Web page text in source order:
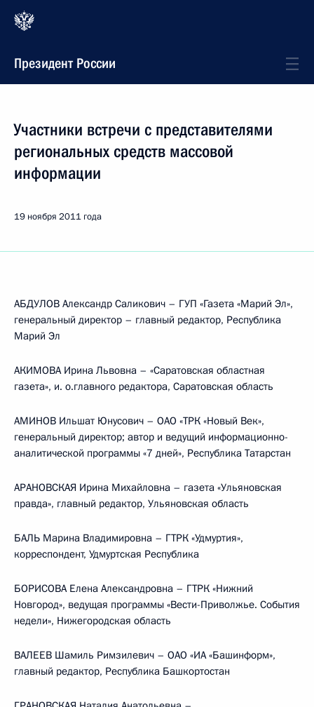
Президент России
Участники встречи с представителями
региональных средств массовой
информации
19 ноября 2011 года
АБДУЛОВ Александр Саликович – ГУП «Газета «Марий Эл»,
генеральный директор – главный редактор, Республика
Марий Эл
АКИМОВА Ирина Львовна – «Саратовская областная
газета», и. о.главного редактора, Саратовская область
АМИНОВ Ильшат Юнусович – ОАО «ТРК «Новый Век»,
генеральный директор; автор и ведущий информационно-
аналитической программы «7 дней», Республика Татарстан
АРАНОВСКАЯ Ирина Михайловна – газета «Ульяновская
правда», главный редактор, Ульяновская область
БАЛЬ Марина Владимировна – ГТРК «Удмуртия»,
корреспондент, Удмуртская Республика
БОРИСОВА Елена Александровна – ГТРК «Нижний
Новгород», ведущая программы «Вести-Приволжье. События
недели», Нижегородская область
ВАЛЕЕВ Шамиль Римзилевич – ОАО «ИА «Башинформ»,
главный редактор, Республика Башкортостан